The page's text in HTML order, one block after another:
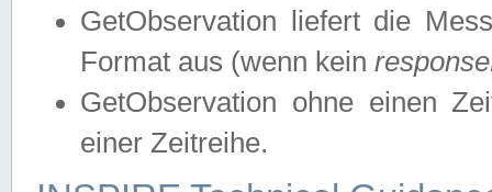
GetObservation liefert die
Format aus (wenn kein
GetObservation ohne einen
einer Zeitreihe.